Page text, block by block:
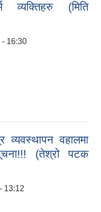
(मिति
- 16:30
व्यवस्थापन वहालमा
(तेश्रो पटक
13:12